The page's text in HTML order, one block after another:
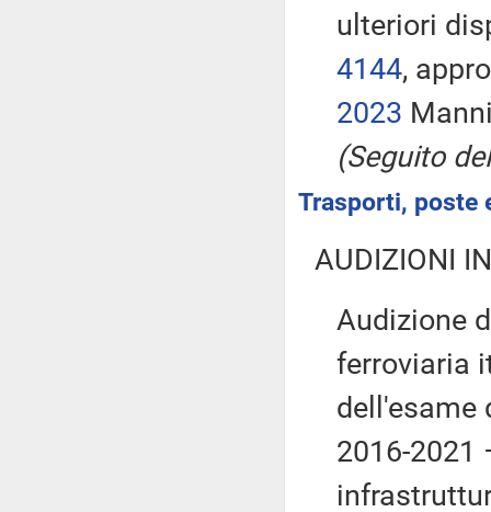
ulteriori
4144,
2023
(Seguito
Trasporti, poste
AUDIZIONI
Audizione
ferroviaria
dell'esame
2016-2021